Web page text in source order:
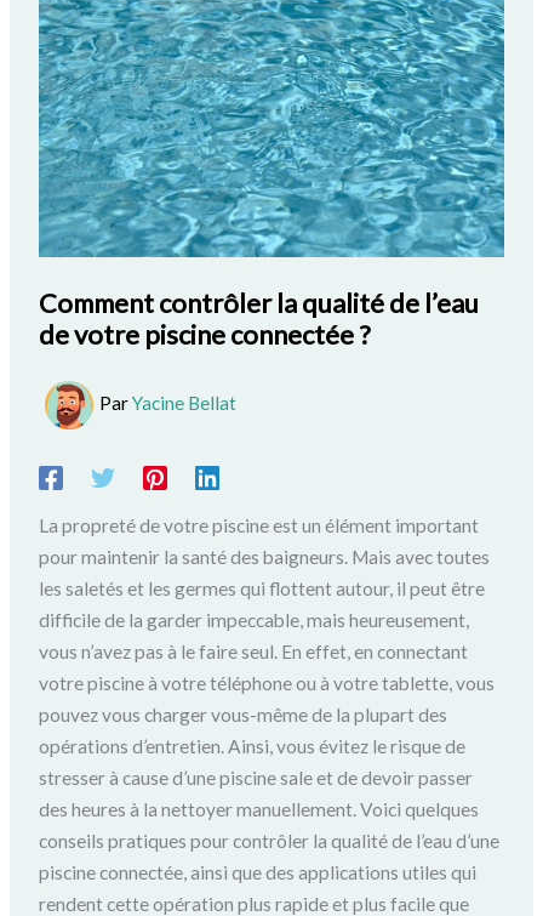
Comment contrôler la qualité de l’eau
de votre piscine connectée ?
ParYacine Bellat
La propreté de votre piscine est un élément important
pour maintenir la santé des baigneurs. Mais avec toutes
les saletés et les germes qui flottent autour, il peut être
difficile de la garder impeccable, mais heureusement,
vous n’avez pas à le faire seul. En effet, en connectant
votre piscine à votre téléphone ou à votre tablette, vous
pouvez vous charger vous-même de la plupart des
opérations d’entretien.Ainsi, vous évitez le risque de
stresser à cause d’une piscine sale et de devoir passer
des heures à la nettoyer manuellement.Voici quelques
conseils pratiques pour contrôler la qualité de l’eau d’une
piscine connectée, ainsi que des applications utiles qui
rendent cette opération plus rapide et plus facile que